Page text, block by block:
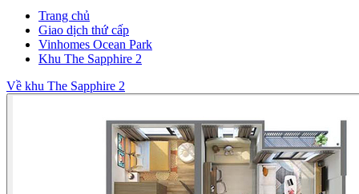
Trang chủ
Giao dịch thứ cấp
Vinhomes Ocean Park
Khu The Sapphire 2
Về khu The Sapphire 2